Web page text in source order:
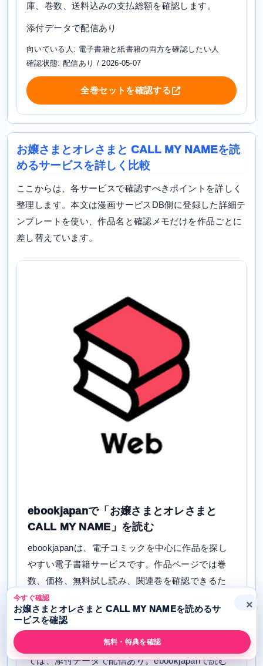
庫、巻数、送料込みの支払総額を確認します。
添付データで配信あり
向いている人: 電子書籍と紙書籍の両方を確認したい人
確認状態: 配信あり / 2026-05-07
全巻セットを確認する
お嬢さまとオレさまと CALL MY NAMEを読
めるサービスを詳しく比較
ここからは、各サービスで確認すべきポイントを詳しく
整理します。本文は漫画サービスDB側に登録した詳細テ
ンプレートを使い、作品名と確認メモだけを作品ごとに
差し替えています。
ebookjapanで「お嬢さまとオレさまと
CALL MY NAME」を読む
ebookjapanは、電子コミックを中心に作品を探し
やすい電子書籍サービスです。作品ページでは巻
数、価格、無料試し読み、関連巻を確認できるた
め、「お嬢さまとオレさまと CALL MY NAME」を
電子で買う前の比較先として使えます。
「お嬢さまとオレさまと CALL MY NAME」につい
ては、添付データで配信あり。ebookjapanで読む
今すぐ確認
お嬢さまとオレさまと CALL MY NAMEを読めるサ
ービスを確認
無料・特典を確認
×